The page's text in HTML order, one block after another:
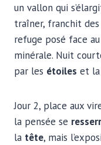
un vallon qui
traîner, franchit
refuge posé face au
minérale. Nuit
par les étoiles et
Jour 2, place aux
la pensée se
la tête, mais